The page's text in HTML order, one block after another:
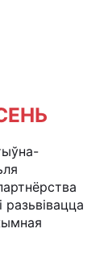
разьвівацца